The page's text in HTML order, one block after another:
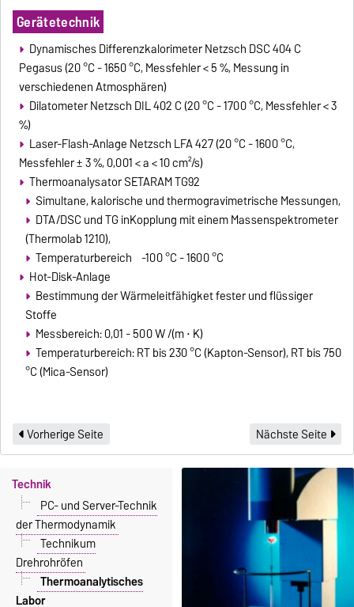
Gerätetechnik
Dynamisches Differenzkalorimeter Netzsch DSC 404 C
Pegasus (20 °C - 1650 °C, Messfehler < 5 %, Messung in
verschiedenen Atmosphären)
Dilatometer Netzsch DIL 402 C (20 °C - 1700 °C, Messfehler < 3
%)
Laser-Flash-Anlage Netzsch LFA 427 (20 °C - 1600 °C,
Messfehler ± 3 %, 0,001 < a < 10 cm²/s)
Thermoanalysator SETARAM TG92
Simultane, kalorische und thermogravimetrische Messungen,
DTA/DSC und TG inKopplung mit einem Massenspektrometer
(Thermolab 1210),
Temperaturbereich -100 °C - 1600 °C
Hot-Disk-Anlage
Bestimmung der Wärmeleitfähigket fester und flüssiger
Stoffe
Messbereich: 0,01 - 500 W /(m ⋅ K)
Temperaturbereich: RT bis 230 °C (Kapton-Sensor), RT bis 750
°C (Mica-Sensor)
Vorherige Seite Nächste Seite
Technik
PC- und Server-Technik
der Thermodynamik
Technikum
Drehrohröfen
Thermoanalytisches
Labor